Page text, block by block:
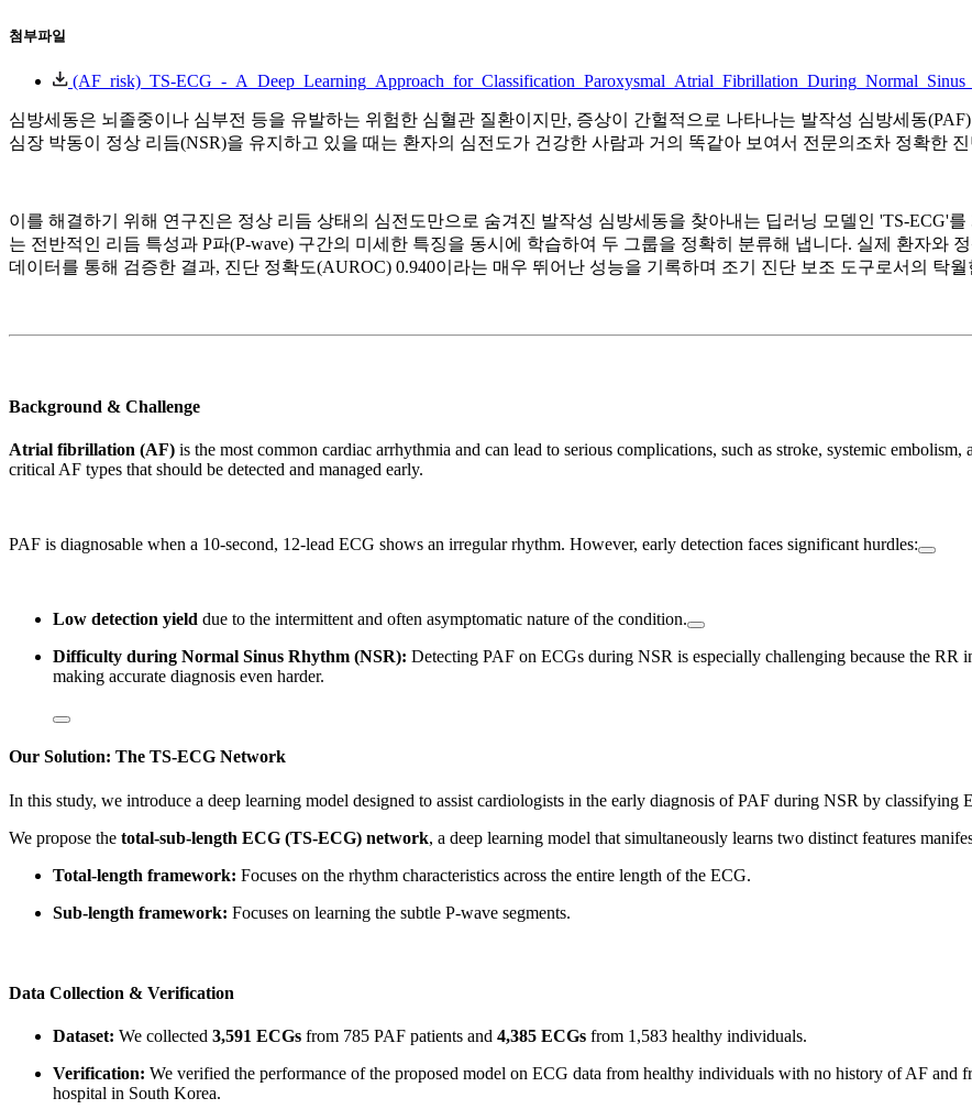
첨부파일
(AF_risk)_TS-ECG_-
심방세동은 뇌졸중이나 심부전 등을 유발하는 위험한 심혈관 질환이지만, 증상이 간헐적으로 나타나는 발작성 심방세동
심장 박동이 정상 리듬(NSR)을 유지하고 있을 때는 환자의 심전도가 건강한 사람과 거의 똑같아 보여서 전문의조차 정확한
이를 해결하기 위해 연구진은 정상 리듬 상태의 심전도만으로 숨겨진 발작성 심방세동을 찾아내는 딥러닝 모델인 'TS-ECG'
는 전반적인 리듬 특성과 P파(P-wave) 구간의 미세한 특징을 동시에 학습하여 두 그룹을 정확히 분류해 냅니다. 실제 환자와
데이터를 통해 검증한 결과, 진단 정확도(AUROC) 0.940이라는 매우 뛰어난 성능을 기록하며 조기 진단 보조 도구로서의 탁
Background & Challenge
Atrial fibrillation (AF) is the most common cardiac arrhythmia and can lead to serious complications, such as stroke, systemic embolism,
critical AF types that should be detected and managed early.
PAF is diagnosable when a 10-second, 12-lead ECG shows an irregular rhythm. However, early detection faces significant hurdles:
Low detection yield due to the intermittent and often asymptomatic nature of the condition.
Difficulty during Normal Sinus Rhythm (NSR): Detecting PAF on ECGs during NSR is especially challenging because the
making accurate diagnosis even harder.
Our Solution: The TS-ECG Network
In this study, we introduce a deep learning model designed to assist cardiologists in the early diagnosis of PAF during NSR by
We propose the total-sub-length ECG (TS-ECG) network, a deep learning model that simultaneously learns two distinct features
Total-length framework: Focuses on the rhythm characteristics across the entire length of the ECG.
Sub-length framework: Focuses on learning the subtle P-wave segments.
Data Collection & Verification
Dataset: We collected 3,591 ECGs from 785 PAF patients and 4,385 ECGs from 1,583 healthy individuals.
Verification: We verified the performance of the proposed model on ECG data from healthy individuals with no history of AF
hospital in South Korea.